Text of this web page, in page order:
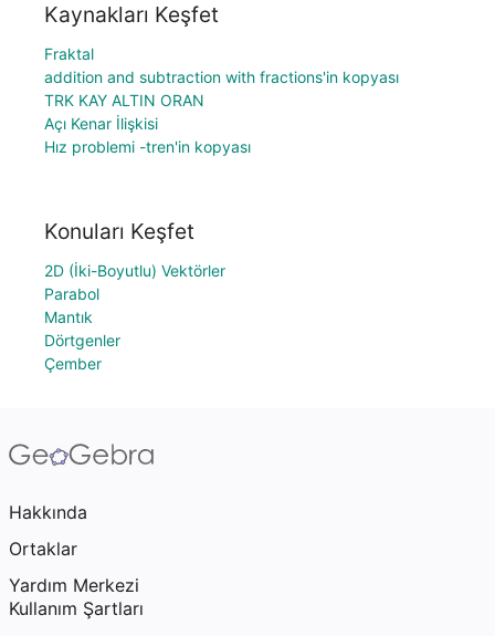
Kaynakları Keşfet
Fraktal
addition and subtraction with fractions'in kopyası
TRK KAY ALTIN ORAN
Açı Kenar İlişkisi
Hız problemi -tren'in kopyası
Konuları Keşfet
2D (İki-Boyutlu) Vektörler
Parabol
Mantık
Dörtgenler
Çember
Hakkında
Ortaklar
Yardım Merkezi
Kullanım Şartları